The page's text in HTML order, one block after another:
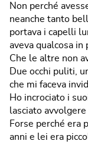
Non perché
neanche tanto
portava i capelli
aveva qualcosa in
Che le altre non
Due occhi puliti,
che mi faceva
Ho incrociato i
lasciato
Forse perché era
anni e lei era